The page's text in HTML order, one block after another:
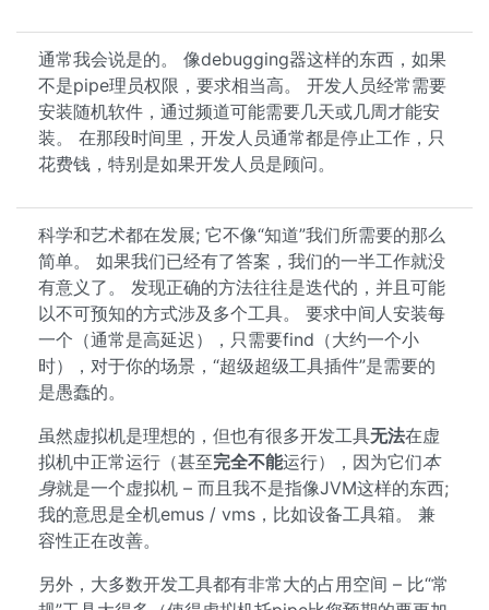
通常我会说是的。 像debugging器这样的东西，如果
不是pipe理员权限，要求相当高。 开发人员经常需要
安装随机软件，通过频道可能需要几天或几周才能安
装。 在那段时间里，开发人员通常都是停止工作，只
花费钱，特别是如果开发人员是顾问。
科学和艺术都在发展; 它不像“知道”我们所需要的那么
简单。 如果我们已经有了答案，我们的一半工作就没
有意义了。 发现正确的方法往往是迭代的，并且可能
以不可预知的方式涉及多个工具。 要求中间人安装每
一个（通常是高延迟），只需要find（大约一个小
时），对于你的场景，“超级超级工具插件”是需要的
是愚蠢的。
虽然虚拟机是理想的，但也有很多开发工具无法在虚
拟机中正常运行（甚至完全不能运行），因为它们本
身就是一个虚拟机 – 而且我不是指像JVM这样的东西;
我的意思是全机emus / vms，比如设备工具箱。 兼
容性正在改善。
另外，大多数开发工具都有非常大的占用空间 – 比“常